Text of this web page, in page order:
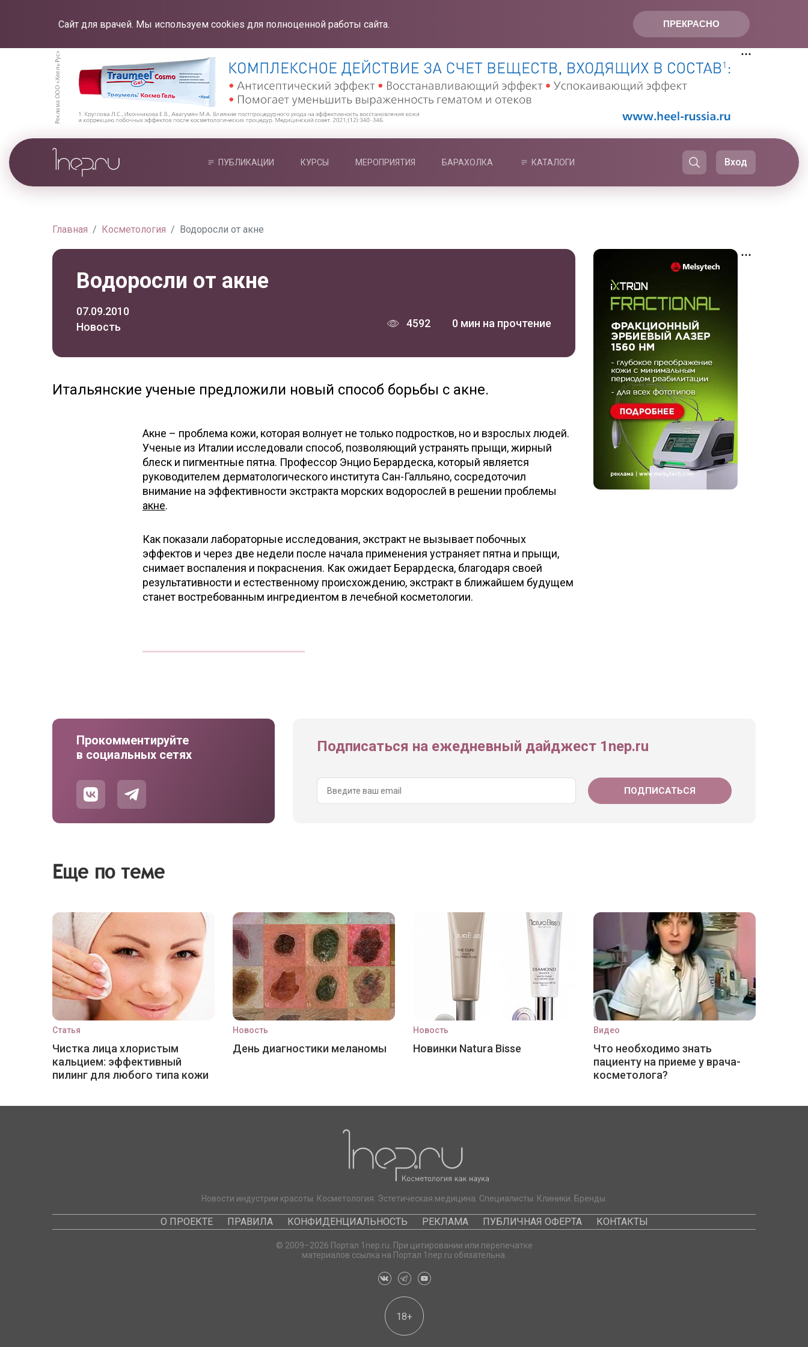
ПРЕКРАСНО
Сайт для врачей. Мы используем cookies для полноценной работы сайта.
ПУБЛИКАЦИИ КУРСЫ МЕРОПРИЯТИЯ БАРАХОЛКА КАТАЛОГИ Вход
Главная Косметология Водоросли от акне
Водоросли от акне
07.09.2010
Новость
4592 0 мин на прочтение
Итальянские ученые предложили новый способ борьбы с акне.
Акне – проблема кожи, которая волнует не только подростков, но и взрослых людей.
Ученые из Италии исследовали способ, позволяющий устранять прыщи, жирный
блеск и пигментные пятна. Профессор Энцио Берардеска, который является
руководителем дерматологического института Сан-Галльяно, сосредоточил
внимание на эффективности экстракта морских водорослей в решении проблемы
акне.
Как показали лабораторные исследования, экстракт не вызывает побочных
эффектов и через две недели после начала применения устраняет пятна и прыщи,
снимает воспаления и покраснения. Как ожидает Берардеска, благодаря своей
результативности и естественному происхождению, экстракт в ближайшем будущем
станет востребованным ингредиентом в лечебной косметологии.
Прокомментируйте
в социальных сетях
Подписаться на ежедневный дайджест 1nep.ru
Еще по теме
Статья
Чистка лица хлористым
кальцием: эффективный
пилинг для любого типа кожи
Новость
День диагностики меланомы
Новость
Новинки Natura Bisse
Видео
Что необходимо знать
пациенту на приеме у врача-
косметолога?
Новости индустрии красоты. Косметология. Эстетическая медицина. Специалисты. Клиники. Бренды.
О ПРОЕКТЕ ПРАВИЛА КОНФИДЕНЦИАЛЬНОСТЬ РЕКЛАМА ПУБЛИЧНАЯ ОФЕРТА КОНТАКТЫ
© 2009–2026 Портал 1nep.ru. При цитировании или перепечатке
материалов ссылка на Портал 1nep.ru обязательна.
18+